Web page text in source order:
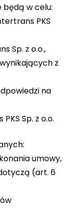
w celu:
PKS
Sp. z o.o.,
z
na
Sp. z o.o.
umowy,
(art. 6